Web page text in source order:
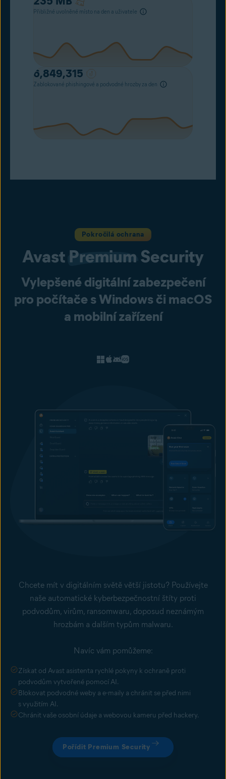
Přibližné uvolněné místo na den a uživatele
6,849,315
Zablokované phishingové a podvodné hrozby za den
Pokročilá ochrana
Avast Premium Security
Vylepšené digitální zabezpečení
pro počítače s Windows či macOS
a mobilní zařízení
Chcete mít v digitálním světě větší jistotu? Používejte
naše automatické kyberbezpečnostní štíty proti
podvodům, virům, ransomwaru, doposud neznámým
hrozbám a dalším typům malwaru.
Navíc vám pomůžeme:
Získat od Avast asistenta rychlé pokyny k ochraně proti
podvodům vytvořené pomocí AI.
Blokovat podvodné weby a e-maily a chránit se před nimi
s využitím AI.
Chránit vaše osobní údaje a webovou kameru před hackery.
Pořídit Premium Security